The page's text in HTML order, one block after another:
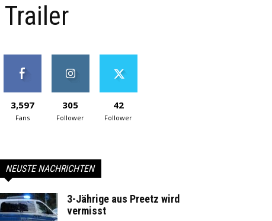
3,597
Fans
305
Follower
42
Follower
NEUSTE NACHRICHTEN
3-Jährige aus Preetz wird
vermisst